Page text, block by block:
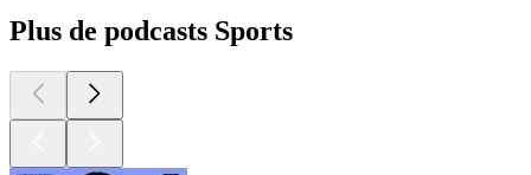
Plus de podcasts Sports